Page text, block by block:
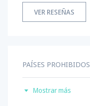
VER RESEÑAS
PAÍSES PROHIBIDOS
Mostrar más